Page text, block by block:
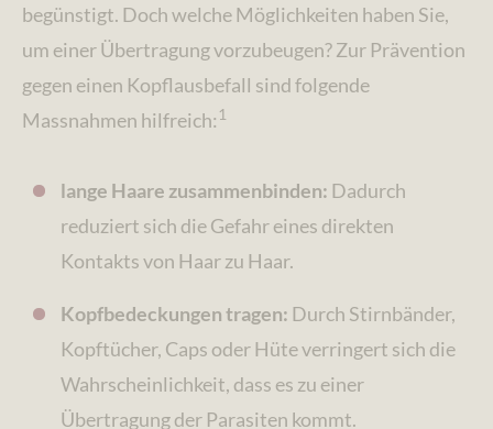
begünstigt. Doch welche Möglichkeiten haben Sie,
um einer Übertragung vorzubeugen? Zur Prävention
gegen einen Kopflausbefall sind folgende
Massnahmen hilfreich: 1
lange Haare zusammenbinden: Dadurch
reduziert sich die Gefahr eines direkten
Kontakts von Haar zu Haar.
Kopfbedeckungen tragen: Durch Stirnbänder,
Kopftücher, Caps oder Hüte verringert sich die
Wahrscheinlichkeit, dass es zu einer
Übertragung der Parasiten kommt.